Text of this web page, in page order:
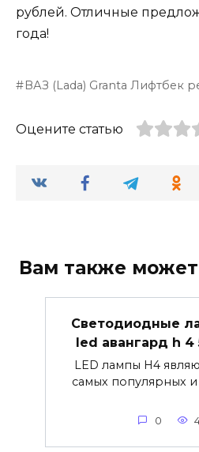
рублей. Отличные
года!
ВАЗ (Lada) Granta Лифтбек
Оцените статью
Вам также
Светодиодные
led авангард h 4
LED лампы H4
самых популярных
0